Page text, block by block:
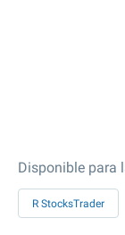
Disponible para
R StocksTrader